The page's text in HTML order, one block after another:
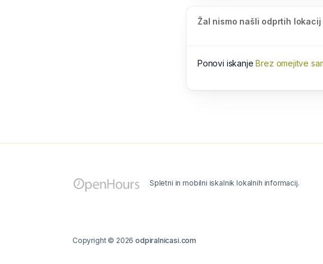
Žal nismo našli odprtih
Ponovi iskanjeBrez omejitve
Spletni in mobilni iskalnik lokalnih informacij.
Copyright © 2026odpiralnicasi.com